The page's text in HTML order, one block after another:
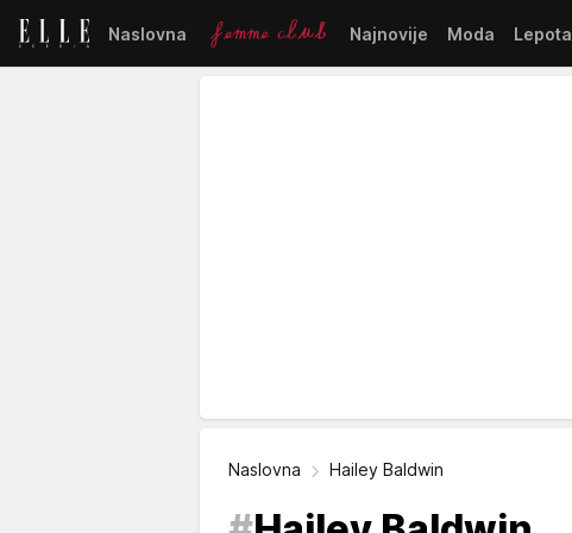
Naslovna Najnovije Moda Lepota
Naslovna Hailey Baldwin